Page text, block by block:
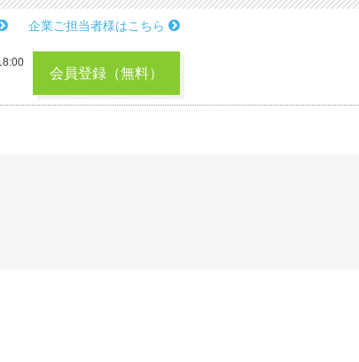
企業ご担当者様はこちら
会員登録（無料）